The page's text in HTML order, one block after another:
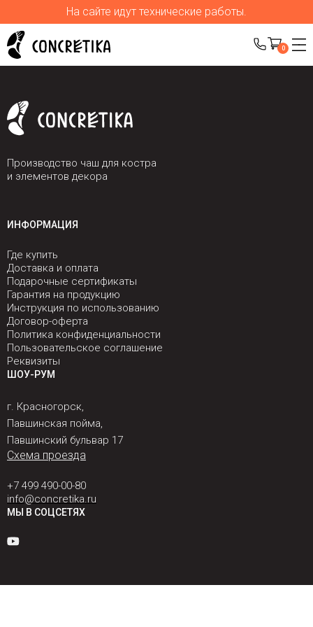
На сайте идут технические работы.
0
Производство чаш для костра
и элементов декора
ИНФОРМАЦИЯ
Где купить
Доставка и оплата
Подарочные сертификаты
Гарантия на продукцию
Инструкция по использованию
Договор-оферта
Политика конфиденциальности
Пользовательское соглашение
Реквизиты
ШОУ-РУМ
г. Красногорск,
Павшинская пойма,
Павшинский бульвар 17
Схема проезда
+7 499 490-00-80
info@concretika.ru
МЫ В СОЦСЕТЯХ